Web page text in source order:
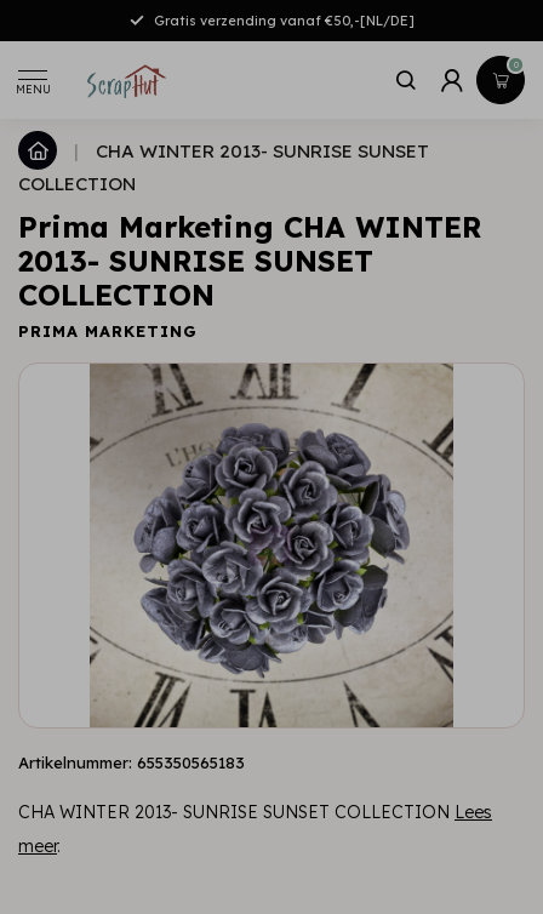
Gratis verzending vanaf €50,-[NL/DE]
MENU
0
|
CHA WINTER 2013- SUNRISE SUNSET
COLLECTION
Prima Marketing CHA WINTER
2013- SUNRISE SUNSET
COLLECTION
PRIMA MARKETING
Artikelnummer: 655350565183
CHA WINTER 2013- SUNRISE SUNSET COLLECTION Lees
meer.